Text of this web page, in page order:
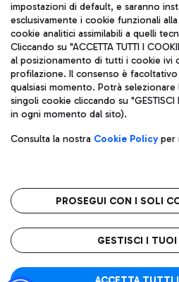
Pizza
Gelateria
Wine Bar & Sparkling
Autobus
Scopri le linee di autobus per
Leonardo Da Vinci.
Raggiungi l’aeroporto senza
Ristoranti
Scopri la nostra offerta per una
Mappa Aeroporto Fiumicino
Aeroporti di Roma S.p.A. - Società
coordinamento di Mundys S.p.A.
Codice fiscale e Registro delle
IVA 06572251004
Capitale sociale 62.224.743,00 int.
Sede legale: Via Pier Paolo
telefono +39 06 65951
Privacy policy
Roma
L'aeroporto
impostazioni di default, e saranno
esclusivamente i cookie funzionali
cookie analitici assimilabili a quelli
Cliccando su "ACCETTA TUTTI I
al posizionamento di tutti i cookie ivi
profilazione. Il consenso è
qualsiasi momento. Potrà
singoli cookie cliccando su "GESTISCI
in ogni momento dal sito).
Consulta la nostra Cookie Policyper
PROSEGUI CON I SOLI
GESTISCI I